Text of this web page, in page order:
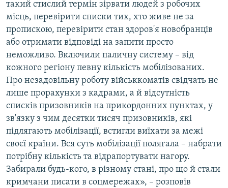
такий стислий термін зірвати людей з робочих
місць, перевірити списки тих, хто живе не за
пропискою, перевірити стан здоров'я новобранців
або отримати відповіді на запити просто
неможливо. Включили паличну систему – від
кожного регіону певну кількість мобілізованих.
Про незадовільну роботу військкоматів свідчать не
лише прорахунки з кадрами, а й відсутність
списків призовників на прикордонних пунктах, у
зв'язку з чим десятки тисяч призовників, які
підлягають мобілізації, встигли виїхати за межі
своєї країни. Вся суть мобілізації полягала – набрати
потрібну кількість та відрапортувати нагору.
Забирали будь-кого, в різному стані, про що й стали
кримчани писати в соцмережах», – розповів